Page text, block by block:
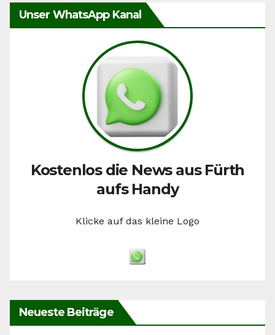
Unser WhatsApp Kanal
Kostenlos die News aus Fürth
aufs Handy
Klicke auf das kleine Logo
Neueste Beiträge